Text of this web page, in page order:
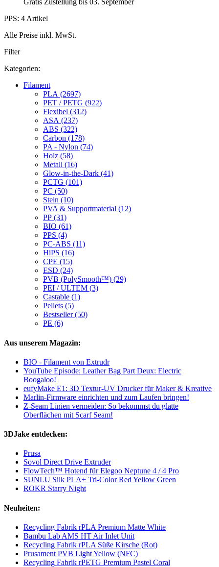
Gratis Zustellung bis 03. September
PPS: 4 Artikel
Alle Preise inkl. MwSt.
Filter
Kategorien:
Filament
PLA (2697)
PET / PETG (922)
Flexibel (312)
ASA (237)
ABS (322)
Carbon (178)
PA - Nylon (74)
Holz (58)
Metall (16)
Glow-in-the-Dark (41)
PCTG (101)
PC (50)
Stein (10)
PVA & Supportmaterial (12)
PP (31)
BIO (61)
PPS (4)
PC-ABS (11)
HiPS (16)
CPE (15)
ESD (24)
PVB (PolySmooth™) (29)
PEI / ULTEM (3)
Castable (1)
Pellets (5)
Bestseller (50)
PE (6)
Aus unserem Magazin:
BIO - Filament von Extrudr
YouTube Episode: Leather Bag Part Deux: Electric
Boogaloo!
eufyMake E1: 3D Textur-UV Drucker für Maker & Kreative
Marlin-Firmware einrichten und zum Laufen bringen!
Z-Seam Linien vermeiden: So bekommst du glatte
Oberflächen mit Scarf Seam!
3DJake entdecken:
Prusa
Sovol Direct Drive Extruder
FlowTech™ Hotend für Elegoo Neptune 4 / 4 Pro
SUNLU Silk PLA+ Tri-Color Red Yellow Green
ROKR Starry Night
Neuheiten:
Recycling Fabrik rPLA Premium Matte White
Bambu Lab AMS HT Air Inlet Unit
Recycling Fabrik rPLA Süße Kirsche (Rot)
Prusament PVB Light Yellow (NFC)
Recycling Fabrik rPETG Premium Pastel Coral